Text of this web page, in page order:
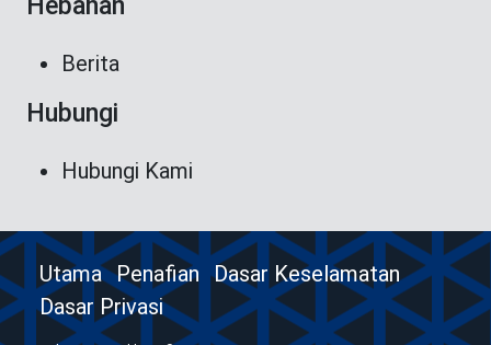
Berita
Hubungi
Hubungi Kami
Utama Penafian Dasar Keselamatan
Dasar Privasi